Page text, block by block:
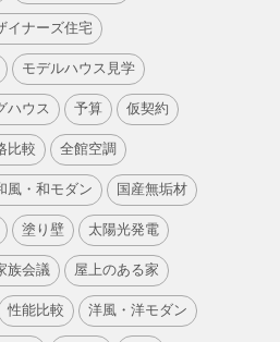
イナーズ住宅
モデルハウス見学
ハウス 予算 仮契約
比較 全館空調
風・和モダン 国産無垢材
塗り壁 太陽光発電
族会議 屋上のある家
性能比較 洋風・洋モダン